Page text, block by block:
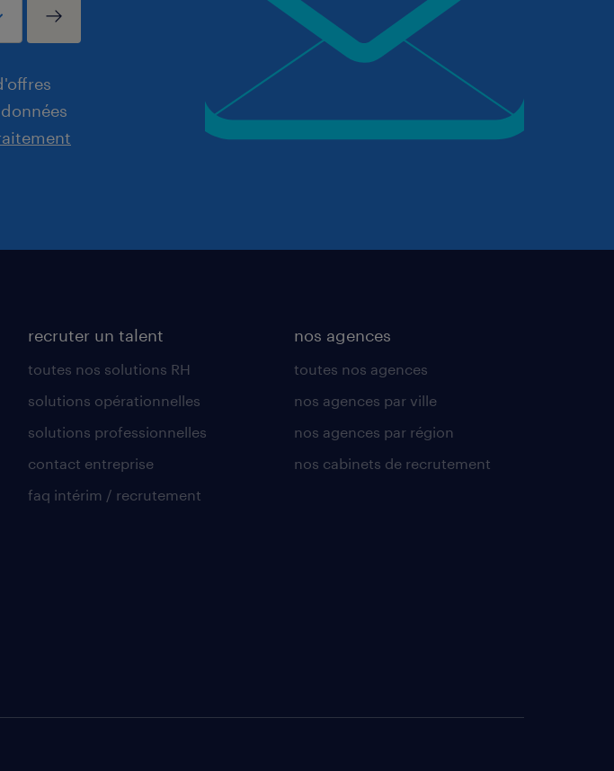
recruter un talent
toutes nos solutions RH
solutions opérationnelles
solutions professionnelles
contact entreprise
faq intérim / recrutement
nos agences
toutes nos agences
nos agences par ville
nos agences par région
nos cabinets de recrutement